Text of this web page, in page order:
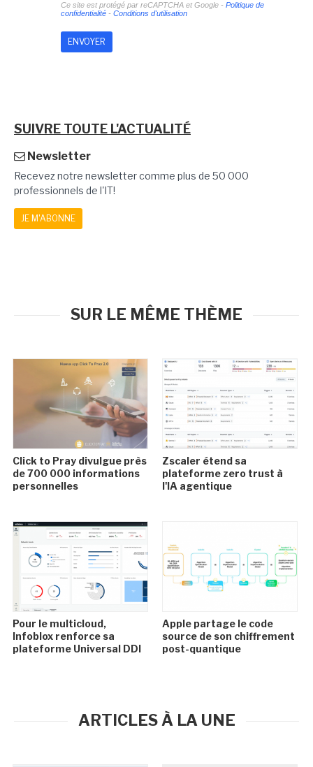
Ce site est protégé par reCAPTCHA et Google - Politique de
confidentialité- Conditions d'utilisation
SUIVRE TOUTE L'ACTUALITÉ
Newsletter
Recevez notre newsletter comme plus de 50 000
professionnels de l'IT!
JE M'ABONNE
SUR LE MÊME THÈME
Click to Pray divulgue près
de 700 000 informations
personnelles
Zscaler étend sa
plateforme zero trust à
l'IA agentique
Pour le multicloud,
Infoblox renforce sa
plateforme Universal DDI
Apple partage le code
source de son chiffrement
post-quantique
ARTICLES À LA UNE